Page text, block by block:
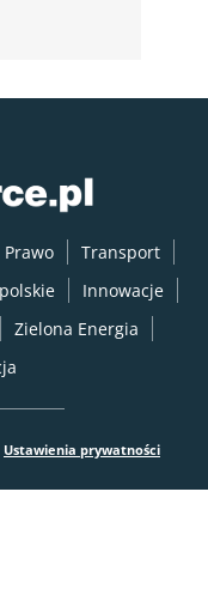
Prawo
Transport
Innowacje
Zielona Energia
Ustawienia prywatności